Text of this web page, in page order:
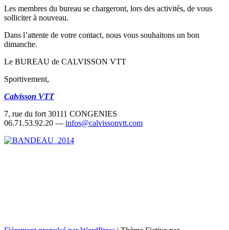
Les membres du bureau se chargeront, lors des activités, de vous
solliciter à nouveau.
Dans l’attente de votre contact, nous vous souhaitons un bon
dimanche.
Le BUREAU de CALVISSON VTT
Sportivement,
Calvisson VTT
7, rue du fort 30111 CONGENIES
06.71.53.92.20 — infos@calvissonvtt.com